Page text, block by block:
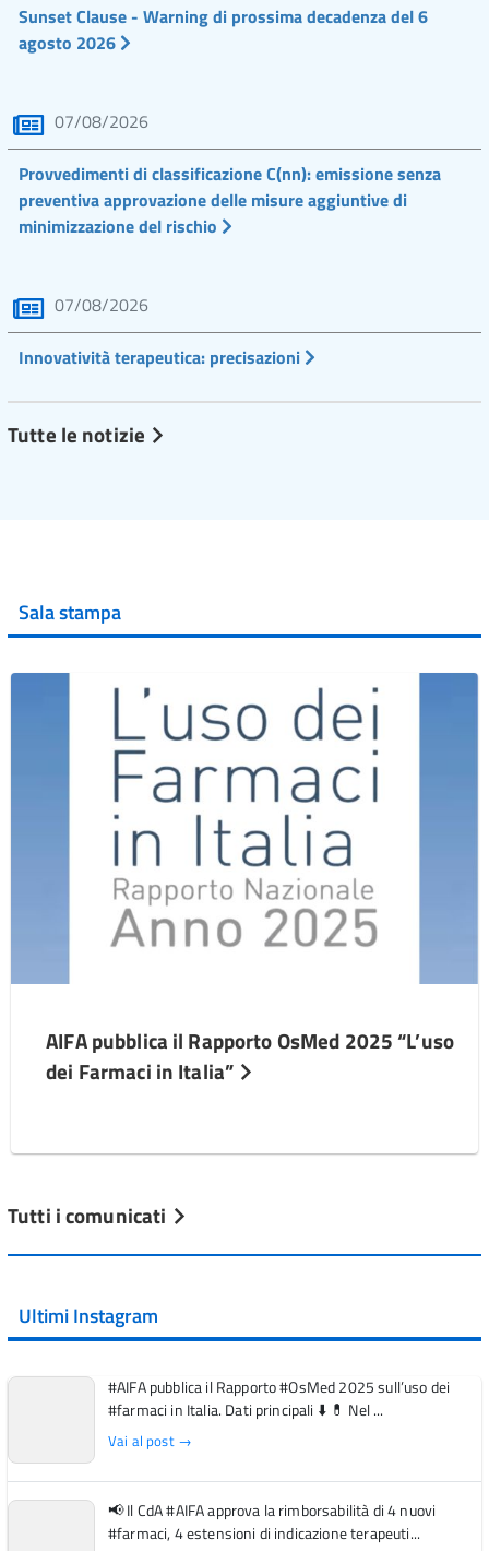
Sunset Clause - Warning di prossima decadenza del 6
agosto 2026
07/08/2026
Provvedimenti di classificazione C(nn): emissione senza
preventiva approvazione delle misure aggiuntive di
minimizzazione del rischio
07/08/2026
Innovatività terapeutica: precisazioni
Tutte le notizie
Sala stampa
AIFA pubblica il Rapporto OsMed 2025 “L’uso
dei Farmaci in Italia”
Tutti i comunicati
Ultimi Instagram
#AIFA pubblica il Rapporto #OsMed 2025 sull’uso dei
#farmaci in Italia. Dati principali ⬇️ 💊 Nel ...
Vai al post →
📢 Il CdA #AIFA approva la rimborsabilità di 4 nuovi
#farmaci, 4 estensioni di indicazione terapeuti...